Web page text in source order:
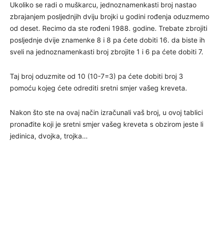
Ukoliko se radi o muškarcu, jednoznamenkasti broj nastao
zbrajanjem posljednjih dviju brojki u godini rođenja oduzmemo
od deset. Recimo da ste rođeni 1988. godine. Trebate zbrojiti
posljednje dvije znamenke 8 i 8 pa ćete dobiti 16. da biste ih
sveli na jednoznamenkasti broj zbrojite 1 i 6 pa ćete dobiti 7.
Taj broj oduzmite od 10 (10-7=3) pa ćete dobiti broj 3
pomoću kojeg ćete odrediti sretni smjer vašeg kreveta.
Nakon što ste na ovaj način izračunali vaš broj, u ovoj tablici
pronađite koji je sretni smjer vašeg kreveta s obzirom jeste li
jedinica, dvojka, trojka…